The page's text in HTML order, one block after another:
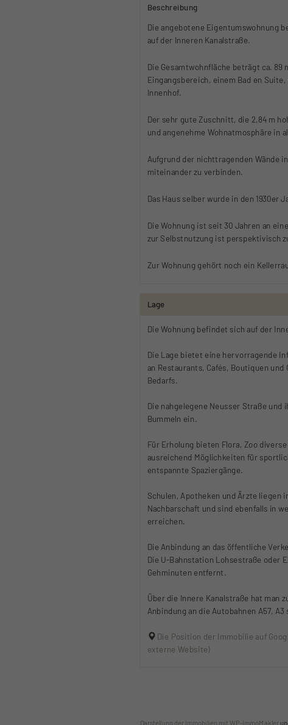
Beschreibung
Die angebotene Eigentumswohnung
auf der Inneren Kanalstraße.
Die Gesamtwohnfläche beträgt ca.
Eingangsbereich, einem Bad en
Innenhof.
Der sehr gute Zuschnitt, die 2,84 m
und angenehme Wohnatmosphäre in
Aufgrund der nichttragenden Wände
miteinander zu verbinden.
Das Haus selber wurde in den
Die Wohnung ist seit 30 Jahren an
zur Selbstnutzung ist perspektivisch
Zur Wohnung gehört noch ein
Lage
Die Wohnung befindet sich auf der
Die Lage bietet eine hervorragende
an Restaurants, Cafés, Boutiquen und
Bedarfs.
Die nahgelegene Neusser Straße und
Bummeln ein.
Für Erholung bieten Flora, Zoo
ausreichend Möglichkeiten für
entspannte Spaziergänge.
Schulen, Apotheken und Ärzte liegen
Nachbarschaft und sind ebenfalls in
erreichen.
Die Anbindung an das öffentliche
Die U-Bahnstation Lohsestraße oder
Gehminuten entfernt.
Über die Innere Kanalstraße hat man
Anbindung an die Autobahnen A57, A3
Die Position der Immobilie auf
externe Website)
Darstellung der Immobilien mit WP-ImmoMakler